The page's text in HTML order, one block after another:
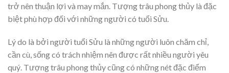
trở nên thuận lợi và may mắn. Tượng trâu phong thủy là đặc
biệt phù hợp đối với những người có tuổi Sửu.
Lý do là bởi người tuổi Sửu là những người luôn chăm chỉ,
cần cù, sống có trách nhiệm nên được rất nhiều người yêu
quý. Tượng trâu phong thủy cũng có những nét đặc điểm